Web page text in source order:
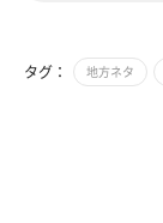
タグ： 地方ネタ